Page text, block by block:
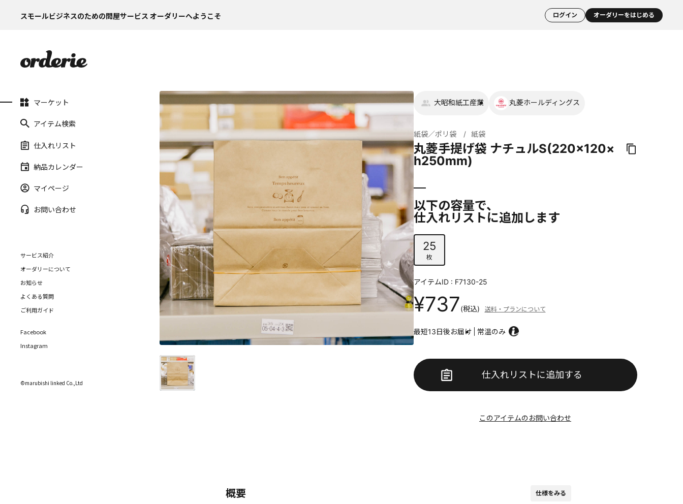
スモールビジネスのための問屋サービス オーダリーへようこそ ログイン オーダリーをはじめる
マーケット
アイテム検索
仕入れリスト
納品カレンダー
マイページ
お問い合わせ
サービス紹介
オーダリーについて
お知らせ
よくある質問
ご利用ガイド
Facebook
Instagram
©marubishi linked Co.,Ltd
大昭和紙工産業 丸菱ホールディングス
紙袋／ポリ袋 紙袋
丸菱手提げ袋 ナチュルS(220×120×
h250mm)
以下の容量で、
仕入れリストに追加します
25
枚
アイテムID : F7130-25
¥737(税込) 送料・プランについて
最短13日後お届け 常温のみ
仕入れリストに追加する
このアイテムのお問い合わせ
概要 仕様をみる